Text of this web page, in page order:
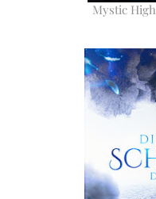
Mystic